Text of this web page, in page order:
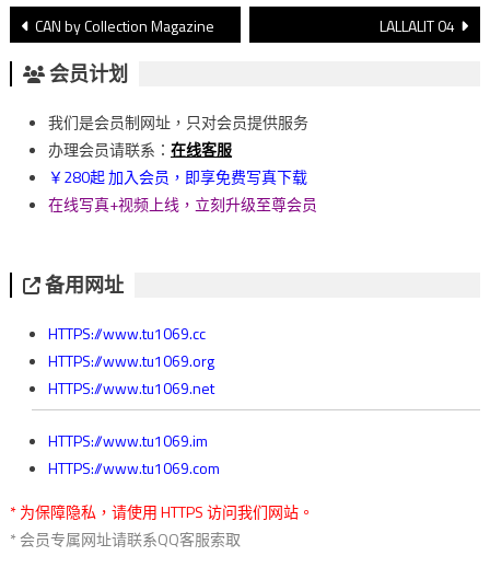
文
章
導
覽
CAN by Collection Magazine LALLALIT 04
会员计划
我们是会员制网址，只对会员提供服务
办理会员请联系： 在线客服
￥280起 加入会员，即享免费写真下载
在线写真+视频上线，立刻升级至尊会员
备用网址
HTTPS://www.tu1069.cc
HTTPS://www.tu1069.org
HTTPS://www.tu1069.net
HTTPS://www.tu1069.im
HTTPS://www.tu1069.com
* 为保障隐私，请使用 HTTPS 访问我们网站。
* 会员专属网址请联系QQ客服索取